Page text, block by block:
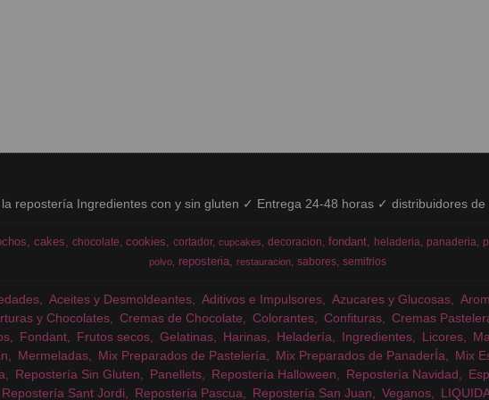
repostería Ingredientes con y sin gluten ✓ Entrega 24-48 horas ✓ distribuidores
cakes chocolate cookies cortador cupcakes decoracion fondant heladeria panaderia
polvo
reposteria restauracion sabores semifrios
Aceites y Desmoldeantes Aditivos e Impulsores Azucares y Glucosas
y Chocolates Cremas de Chocolate Colorantes Confituras Cremas
Fondant Frutos secos Gelatinas Harinas Heladería Ingredientes Licores
Mermeladas Mix Preparados de Pastelería Mix Preparados de PanaderÍa Mix
Repostería Sin Gluten Panellets Repostería Halloween Repostería Navidad
Repostería Sant Jordi Repostería Pascua Repostería San Juan Veganos